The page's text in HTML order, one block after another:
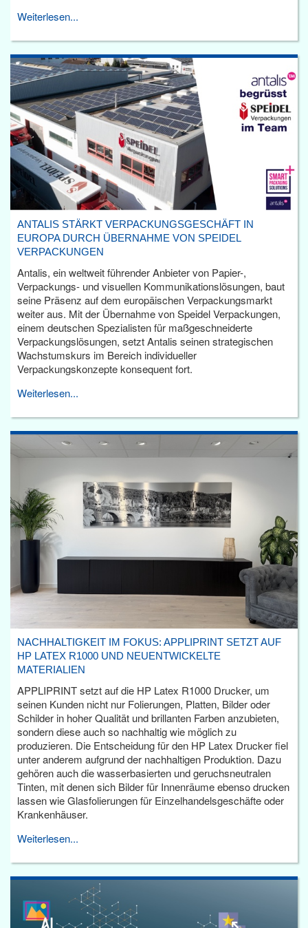
Weiterlesen...
ANTALIS STÄRKT VERPACKUNGSGESCHÄFT IN
EUROPA DURCH ÜBERNAHME VON SPEIDEL
VERPACKUNGEN
Antalis, ein weltweit führender Anbieter von Papier-,
Verpackungs- und visuellen Kommunikationslösungen, baut
seine Präsenz auf dem europäischen Verpackungsmarkt
weiter aus. Mit der Übernahme von Speidel Verpackungen,
einem deutschen Spezialisten für maßgeschneiderte
Verpackungslösungen, setzt Antalis seinen strategischen
Wachstumskurs im Bereich individueller
Verpackungskonzepte konsequent fort.
Weiterlesen...
NACHHALTIGKEIT IM FOKUS: APPLIPRINT SETZT AUF
HP LATEX R1000 UND NEUENTWICKELTE
MATERIALIEN
APPLIPRINT setzt auf die HP Latex R1000 Drucker, um
seinen Kunden nicht nur Folierungen, Platten, Bilder oder
Schilder in hoher Qualität und brillanten Farben anzubieten,
sondern diese auch so nachhaltig wie möglich zu
produzieren. Die Entscheidung für den HP Latex Drucker fiel
unter anderem aufgrund der nachhaltigen Produktion. Dazu
gehören auch die wasserbasierten und geruchsneutralen
Tinten, mit denen sich Bilder für Innenräume ebenso drucken
lassen wie Glasfolierungen für Einzelhandelsgeschäfte oder
Krankenhäuser.
Weiterlesen...